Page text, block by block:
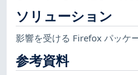
ソリューション
影響を受ける Firefox パッケ
参考資料